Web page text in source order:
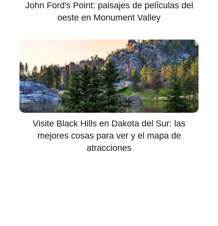
John Ford's Point: paisajes de películas del
oeste en Monument Valley
Visite Black Hills en Dakota del Sur: las
mejores cosas para ver y el mapa de
atracciones